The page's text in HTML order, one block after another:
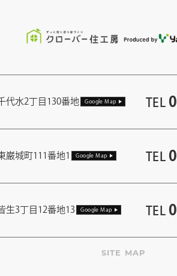
代水2丁目130番地 Google Map TEL
巌城町111番地1 Google Map TEL
生3丁目12番地13 Google Map TEL
SITE MAP